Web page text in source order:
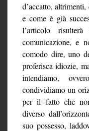
d’accatto,
e come è già
l’articolo
comunicazione, e
comodo dire, uno
proferisca idiozie,
intendiamo,
condividiamo un
per il fatto che
diverso
suo possesso,